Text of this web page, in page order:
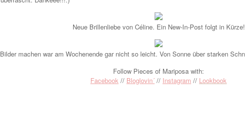
Neue Brillenliebe von Céline. Ein New-In-Post folgt in Kürze!
Bilder machen war am Wochenende gar nicht so leicht. Von Sonne über starken
Follow Pieces of Mariposa with:
Facebook // Bloglovin´ // Instagram // Lookbook